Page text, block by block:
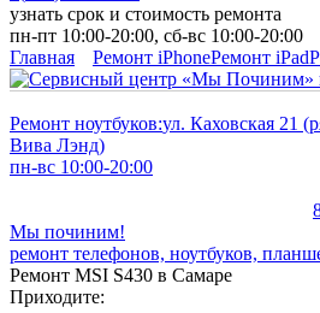
узнать срок и стоимость ремонта
пн-пт 10:00-20:00, сб-вс 10:00-20:00
Главная
Ремонт iPhoneРемонт iPad
Ремонт ноутбуков:ул. Каховская 21
Вива Лэнд)
пн-вс 10:00-20:00
Мы починим!
ремонт телефонов, ноутбуков,
Ремонт MSI S430 в Самаре
Приходите: